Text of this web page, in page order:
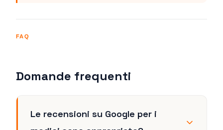
FAQ
Domande frequenti
Le recensioni su Google per i